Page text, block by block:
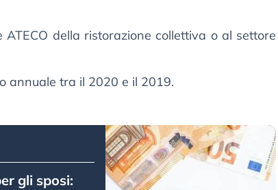
della ristorazione collettiva o al settore
annuale tra il 2020 e il 2019.
gli sposi: